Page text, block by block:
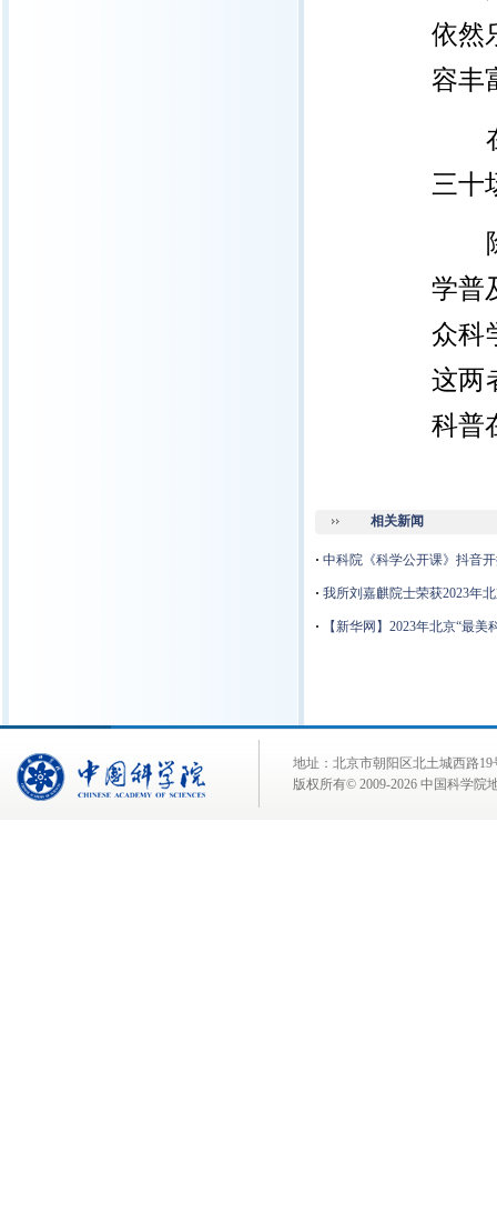
依然
容丰
在
三十
除
学普
众科
这两
科普
相关新闻
· 中科院《科学公开课》抖音
· 我所刘嘉麒院士荣获2023年
· 【新华网】2023年北京“最
地址：北京市朝阳区北土城西路
版权所有© 2009-2026 中国科学院